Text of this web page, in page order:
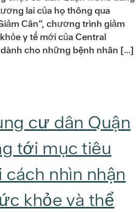
lai của họ thông qua
Cân”, chương trình giảm
y tế mới của Central
cho những bệnh nhân […]
cư dân Quận
tới mục tiêu
cách nhìn nhận
khỏe và thể